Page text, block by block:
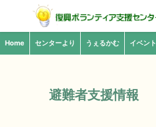
Home センターより うぇるかむ イベント
避難者支援情報